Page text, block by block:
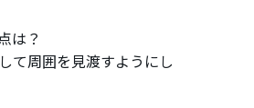
は？
て周囲を見渡すようにし